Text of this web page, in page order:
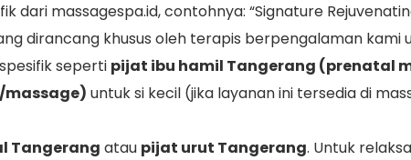
dari massagespa.id, contohnya: “Signature
dirancang khusus oleh terapis berpengalaman
seperti pijat ibu hamil Tangerang (prenatal
massage) untuk si kecil (jika layanan ini tersedia di
Tangerang atau pijat urut Tangerang. Untuk